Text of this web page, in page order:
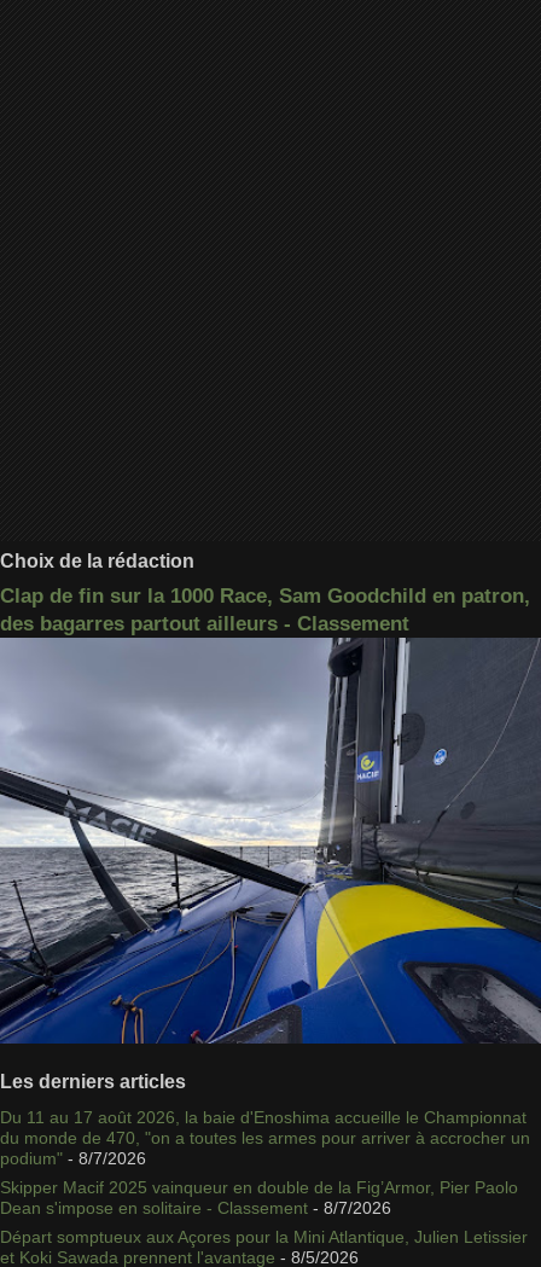
Choix de la rédaction
Clap de fin sur la 1000 Race, Sam Goodchild en patron,
des bagarres partout ailleurs - Classement
Les derniers articles
Du 11 au 17 août 2026, la baie d'Enoshima accueille le Championnat
du monde de 470, "on a toutes les armes pour arriver à accrocher un
podium" - 8/7/2026
Skipper Macif 2025 vainqueur en double de la Fig’Armor, Pier Paolo
Dean s'impose en solitaire - Classement - 8/7/2026
Départ somptueux aux Açores pour la Mini Atlantique, Julien Letissier
et Koki Sawada prennent l'avantage - 8/5/2026